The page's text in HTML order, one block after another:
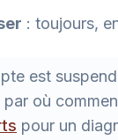
: toujours,
est
où
pour un